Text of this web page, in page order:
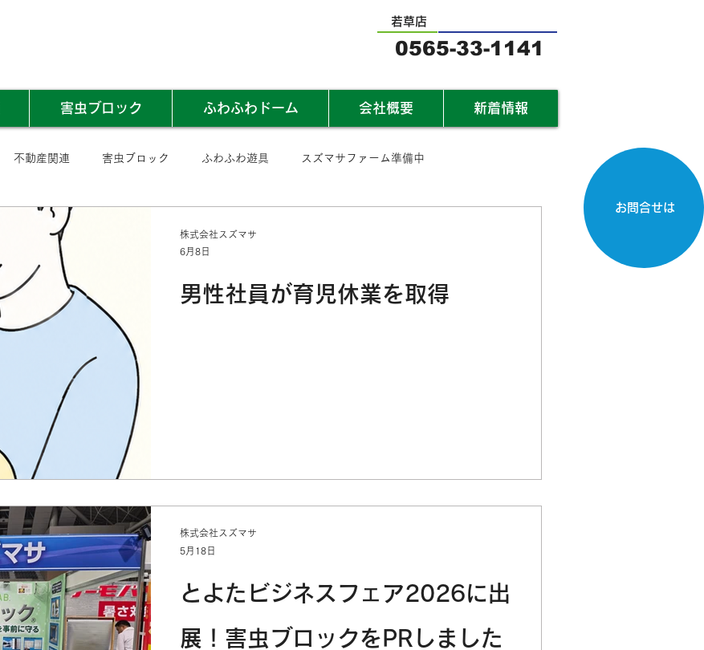
お問合せは
若草店
0565-33-1141
害虫ブロック ふわふわドーム 会社概要 新着情報
不動産関連 害虫ブロック ふわふわ遊具 スズマサファーム準備中
男性社員が育児休業を取得
株式会社スズマサ
6月8日
とよたビジネスフェア2026に出
展！害虫ブロックをPRしました
株式会社スズマサ
5月18日